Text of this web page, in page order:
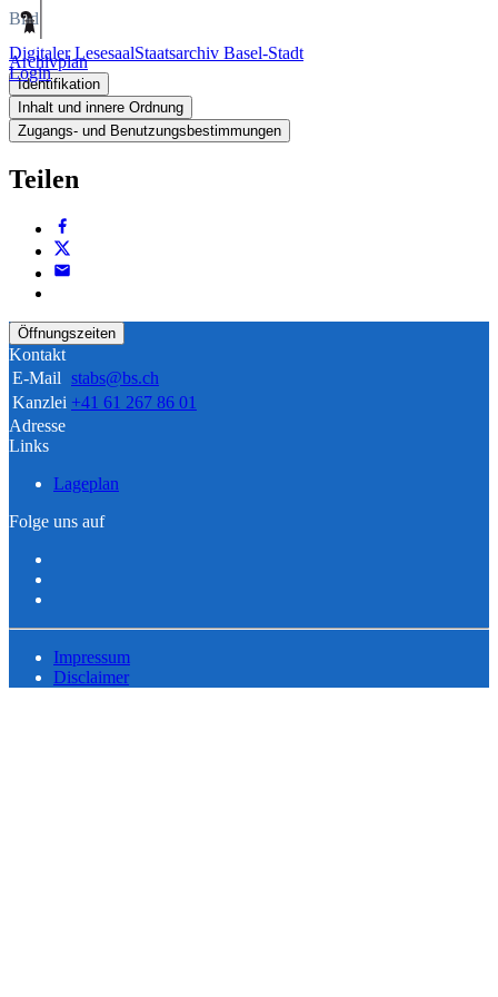
Digitaler LesesaalStaatsarchiv Basel-Stadt
Login
Bild
Archivplan
Identifikation
Inhalt und innere Ordnung
Zugangs- und Benutzungsbestimmungen
Teilen
Öffnungszeiten
Kontakt
E-Mail stabs@bs.ch
Kanzlei +41 61 267 86 01
Adresse
Links
Lageplan
Folge uns auf
Impressum
Disclaimer